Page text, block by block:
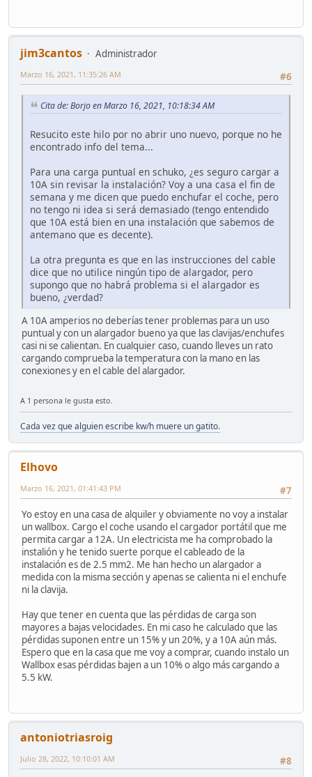
jim3cantos
Administrador
#6
Marzo 16, 2021, 11:35:26 AM
Cita de: Borjo en Marzo 16, 2021, 10:18:34 AM
Resucito este hilo por no abrir uno nuevo, porque no he
encontrado info del tema...
Para una carga puntual en schuko, ¿es seguro cargar a
10A sin revisar la instalación? Voy a una casa el fin de
semana y me dicen que puedo enchufar el coche, pero
no tengo ni idea si será demasiado (tengo entendido
que 10A está bien en una instalación que sabemos de
antemano que es decente).
La otra pregunta es que en las instrucciones del cable
dice que no utilice ningún tipo de alargador, pero
supongo que no habrá problema si el alargador es
bueno, ¿verdad?
A 10A amperios no deberías tener problemas para un uso
puntual y con un alargador bueno ya que las clavijas/enchufes
casi ni se calientan. En cualquier caso, cuando lleves un rato
cargando comprueba la temperatura con la mano en las
conexiones y en el cable del alargador.
A 1 persona le gusta esto.
Cada vez que alguien escribe kw/h muere un gatito.
Elhovo
#7
Marzo 16, 2021, 01:41:43 PM
Yo estoy en una casa de alquiler y obviamente no voy a instalar
un wallbox. Cargo el coche usando el cargador portátil que me
permita cargar a 12A. Un electricista me ha comprobado la
instalión y he tenido suerte porque el cableado de la
instalación es de 2.5 mm2. Me han hecho un alargador a
medida con la misma sección y apenas se calienta ni el enchufe
ni la clavija.
Hay que tener en cuenta que las pérdidas de carga son
mayores a bajas velocidades. En mi caso he calculado que las
pérdidas suponen entre un 15% y un 20%, y a 10A aún más.
Espero que en la casa que me voy a comprar, cuando instalo un
Wallbox esas pérdidas bajen a un 10% o algo más cargando a
5.5 kW.
antoniotriasroig
#8
Julio 28, 2022, 10:10:01 AM